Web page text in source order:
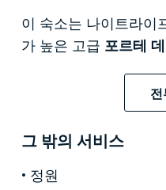
이 숙소는 나이트라이
가 높은 고급 포르테
에
길 수 있는 조용하고
람들에게 이상적입니
아함과 매력을 더하는
된 300평방미터의 럭
그 밖의 서비스
정원